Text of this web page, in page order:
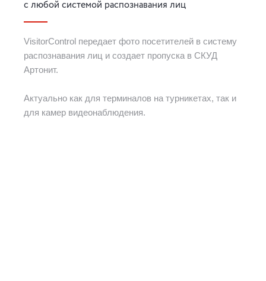
с любой системой распознавания лиц
VisitorControl передает фото посетителей в систему
распознавания лиц и создает пропуска в СКУД
Артонит.
Актуально как для терминалов на турникетах, так и
для камер видеонаблюдения.